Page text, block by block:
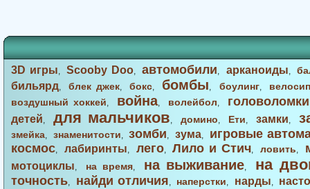
3D игры,Scooby Doo,автомобили, арканоиды,
бильярд,блек джек,бокс, бомбы, боулинг,
воздушный хоккей, война, волейбол, головоломки
детей, для мальчиков, домино, Ети, замки,
змейка, знаменитости,зомби, зума,
игровые
космос, лабиринты, лего,Лило и Стич,ловить,
мотоциклы, на время, на выживание, на
точность, найди отличия, наперстки, нарды,